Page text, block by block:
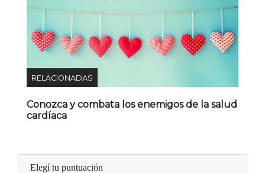
RELACIONADAS
Conozca y combata los enemigos de la salud
cardíaca
Elegí tu puntuación